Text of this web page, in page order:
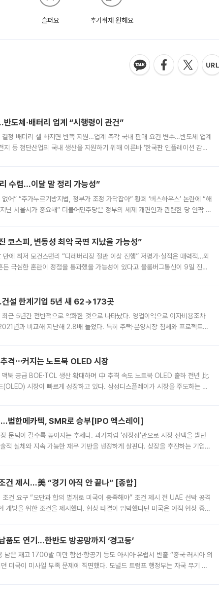
슬퍼요 추가취재 원해요
도체·배터리 업계 “시행령이 관건”
결정 배터리 셀 빠지면 반쪽 지원…업계 촉각 국내 판매 요건 변수…반도체 업계
지 등 첨단산업의 국내 생산을 지원하기 위해 이른바 ‘한국판 인플레이션 감축
수렴…이달 말 정리 가능성”
어” “주가누르기방지법, 정부가 조정 가닥잡아” 황희 ‘버스하우스’ 논란에 “해
닌 서울시가 중요해” 더불어민주당은 정부의 세제 개편안과 관련한 당 안팎 의
코스피, 변동성 최악 국면 지났을 가능성”
에 최저 모건스탠리 “디레버리징 절반 이상 진행” 저평가·실적은 매력적…외
든 극심한 혼란이 정점을 통과했을 가능성이 있다고 블룸버그통신이 9일 진단
건설 한계기업 5년 새 62→173곳
근 5년간 전반적으로 악화한 것으로 나타났다. 영업이익으로 이자비용조차
년과 비교해 지난해 2.8배 늘었다. 특히 주택·분양시장 침체와 프로젝트파
추격⋯커지는 노트북 OLED 시장
북 공급 BOE·TCL 생산 확대하며 中 추격 속도 노트북 OLED 출하 전년 比
시장이 빠르게 성장하고 있다. 삼성디스플레이가 시장을 주도하는 가
…범한메카텍, SMR로 승부[IPO 엑스레이]
문턱이 갈수록 높아지는 추세다. 과거처럼 ‘성장성’만으로 시장 선택을 받던
적 실체와 지속 가능한 재무 기반을 냉정하게 살핀다. 상장을 추진하는 기업들
건 제시…美 “경기 아직 안 끝나” [종합]
건 요구 “오만과 합의 별개로 미국이 충족해야” 조건 제시 전 UAE 선박 공격
개방을 위한 조건을 제시했다. 협상 타결이 임박했다던 미국은 아직 협상 중이
품도 연기…한반도 방공망까지 ‘경고등’
은 재고 1700발 미만 함선·항공기 등도 아시아·유럽서 반출 “중국·러시아 의
미국이 미사일 부족 문제에 직면했다. 도널드 트럼프 행정부는 자국 무기 공